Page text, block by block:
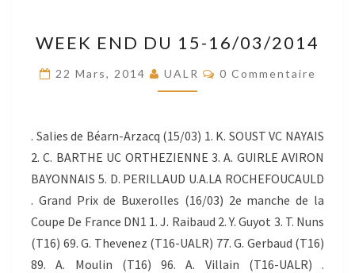
END
DU
15-
WEEK END DU 15-16/03/2014
22 Mars, 2014 UALR Commentaires
0 Commentaire
. Salies de Béarn-Arzacq (15/03) 1. K. SOUST VC NAYAIS
2. C. BARTHE UC ORTHEZIENNE 3. A. GUIRLE AVIRON
BAYONNAIS 5. D. PERILLAUD U.A.LA ROCHEFOUCAULD
. Grand Prix de Buxerolles (16/03) 2e manche de la
Coupe De France DN1 1. J. Raibaud 2. Y. Guyot 3. T. Nuns
(T16) 69. G. Thevenez (T16-UALR) 77. G. Gerbaud (T16)
89. A. Moulin (T16) 96. A. Villain (T16-UALR) .